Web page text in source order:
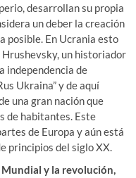
desarrollan su propia
un deber la creación
posible. En Ucrania esto
un historiador
independencia de
Ukraina” y de aquí
una gran nación que
de habitantes. Este
de Europa y aún está
principios del siglo XX.
y la revolución,